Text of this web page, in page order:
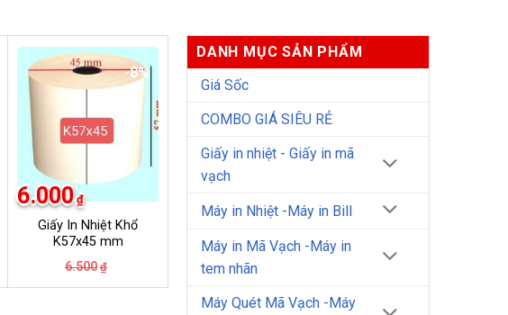
-8%
Giấy In Nhiệt Khổ
K57x45 mm
6.500 ₫
là:
6.000 ₫
tại
DANH MỤC SẢN PHẨM
Giá Sốc
COMBO GIÁ SIÊU RẺ
Giấy in nhiệt - Giấy in mã
vạch
Máy in Nhiệt -Máy in Bill
Máy in Mã Vạch -Máy in
tem nhãn
Máy Quét Mã Vạch -Máy